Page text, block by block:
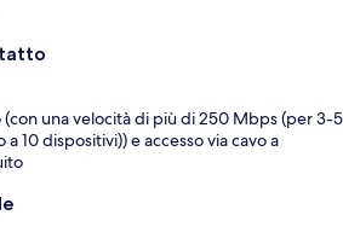
una velocità di più di 250 Mbps (per 3-5
10 dispositivi)) e accesso via cavo a